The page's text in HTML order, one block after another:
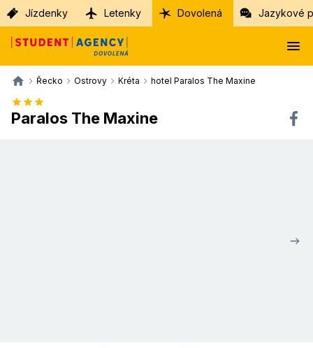
Jízdenky Letenky Dovolená Jazykové
Řecko Ostrovy Kréta hotel Paralos The Maxine
Paralos The Maxine